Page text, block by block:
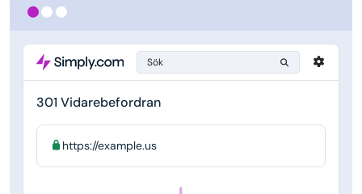
Sök
301 Vidarebefordran
https://example.us